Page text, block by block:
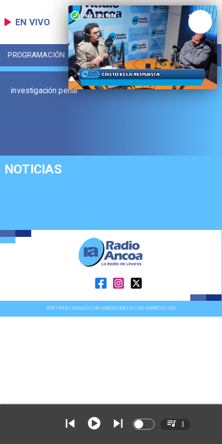
EN VIVO
PROGRAMACIÓN LOCAL DEPORTES
investigación penal
NOTICIAS
SITIO WEB CREADO CON MSBUILDER DE CMS-MSPRESS.COM
1